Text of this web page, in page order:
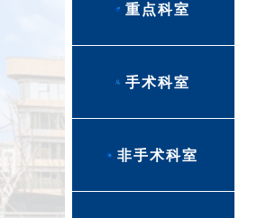
重点科室
手术科室
非手术科室